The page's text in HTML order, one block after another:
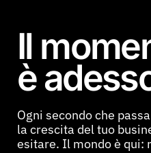
Il
è
Ogni secondo che
la crescita del tuo
esitare. Il mondo è qui: